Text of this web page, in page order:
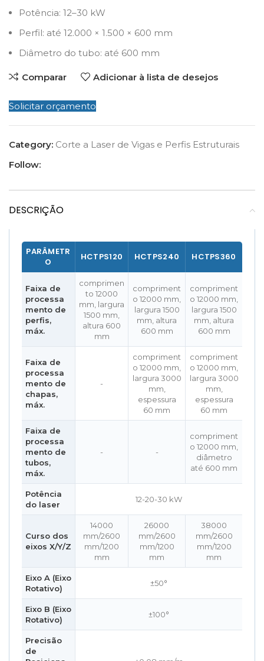
Potência: 12–30 kW
Perfil: até 12.000 × 1.500 × 600 mm
Diâmetro do tubo: até 600 mm
Comparar Adicionar à lista de desejos
Solicitar orçamento
Category: Corte a Laser de Vigas e Perfis Estruturais
Follow:
DESCRIÇÃO
PARÂMETR
O
HCTPS120 HCTPS240 HCTPS360
Faixa de
processa
mento de
perfis,
máx.
comprimen
to 12000
mm, largura
1500 mm,
altura 600
mm
compriment
o 12000 mm,
largura 1500
mm, altura
600 mm
compriment
o 12000 mm,
largura 1500
mm, altura
600 mm
Faixa de
processa
mento de
chapas,
máx.
-
compriment
o 12000 mm,
largura 3000
mm,
espessura
60 mm
compriment
o 12000 mm,
largura 3000
mm,
espessura
60 mm
Faixa de
processa
mento de
tubos,
máx.
- -
compriment
o 12000 mm,
diâmetro
até 600 mm
Potência
do laser
12-20-30 kW
Curso dos
eixos X/Y/Z
14000
mm/2600
mm/1200
mm
26000
mm/2600
mm/1200
mm
38000
mm/2600
mm/1200
mm
Eixo A (Eixo
Rotativo)
±50°
Eixo B (Eixo
Rotativo)
±100°
Precisão
de